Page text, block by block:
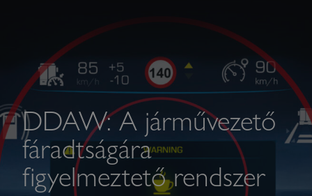
DDAW: A járművezető
fáradtságára
figyelmeztető rendszer